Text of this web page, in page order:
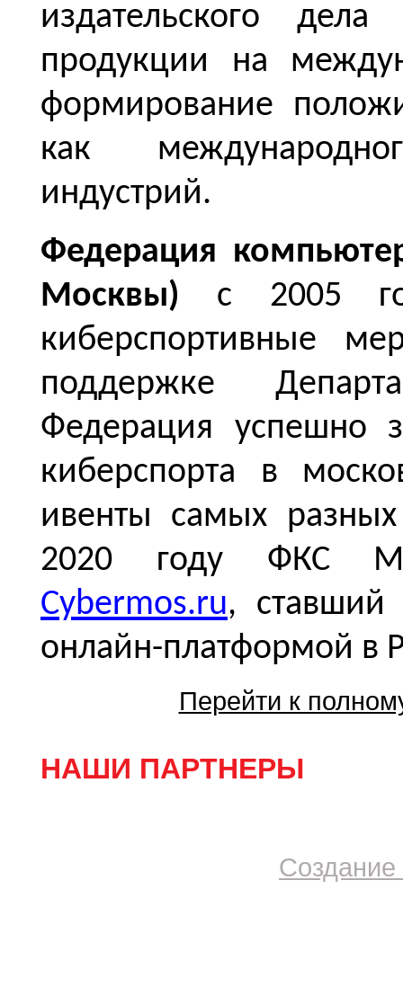
издательского
продукции на
формирование
как
индустрий.
Федерация
Москвы) с 2005
киберспортивные
поддержке
Федерация успешно
киберспорта в
ивенты самых
2020 году ФКС
Cybermos.ru, ставший
онлайн-платформой в
Перейти к
НАШИ ПАРТНЕРЫ
Создание